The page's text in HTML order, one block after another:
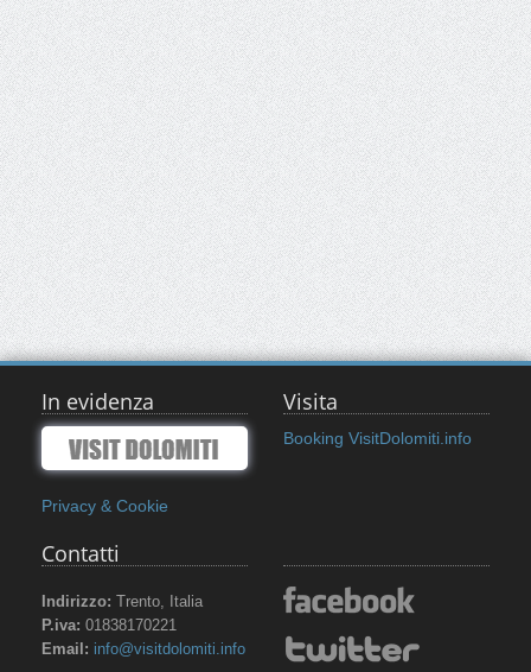
In evidenza
Privacy & Cookie
Visita
Booking VisitDolomiti.info
Contatti
Indirizzo: Trento, Italia
P.iva: 01838170221
Email: info@visitdolomiti.info